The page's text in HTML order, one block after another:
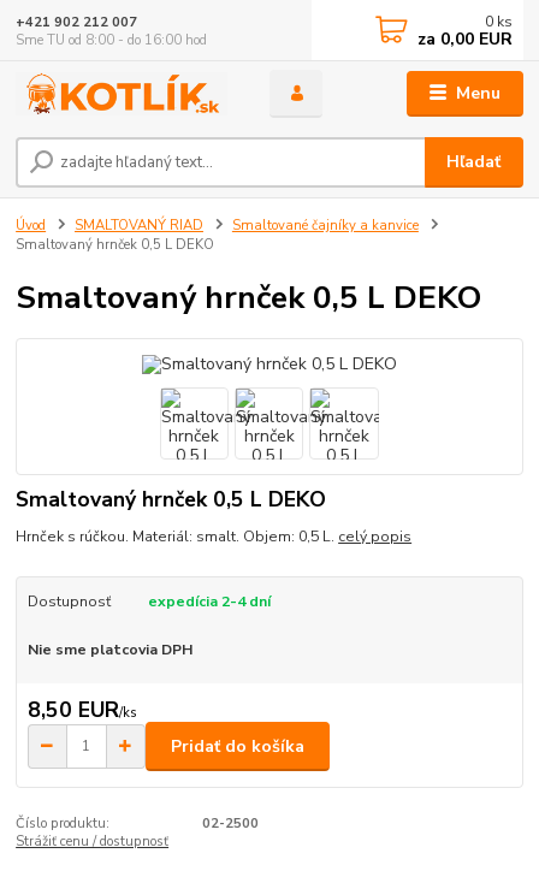
Menu
Hľadať
+421 902 212 007
Sme TU od 8:00 - do 16:00 hod
0 ks
za 0,00 EUR
Úvod SMALTOVANÝ RIAD
Smaltované čajníky a kanvice
Smaltovaný hrnček 0,5 L DEKO
Smaltovaný hrnček 0,5 L DEKO
Smaltovaný hrnček 0,5 L DEKO
Hrnček s rúčkou. Materiál: smalt. Objem: 0,5 L. celý popis
Dostupnosť expedícia 2-4 dní
Nie sme platcovia DPH
8,50 EUR/ks
Pridať do košíka
Číslo produktu:
02-2500
Strážiť cenu / dostupnosť